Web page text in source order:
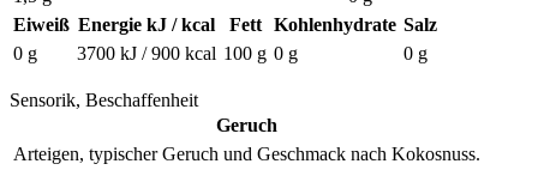
Eiweiß
0 g
Energie kJ / kcal
3700 kJ / 900 kcal
Fett
100 g
Kohlenhydrate
0 g
Salz
0 g
Sensorik, Beschaffenheit
Geruch
Arteigen, typischer Geruch und Geschmack nach Kokosnuss.